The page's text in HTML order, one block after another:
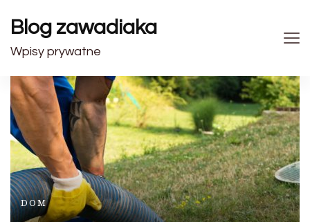
Blog zawadiaka
Wpisy prywatne
DOM